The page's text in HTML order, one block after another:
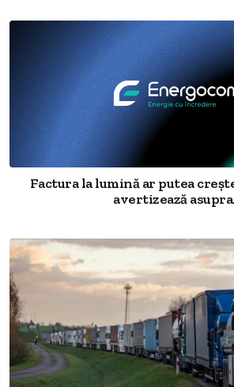
Factura la lumină ar putea
avertizează